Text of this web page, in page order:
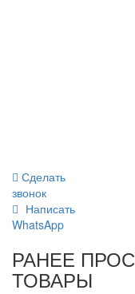
Сделать
звонок
Написать
WhatsApp
РАНЕЕ
ТОВАРЫ